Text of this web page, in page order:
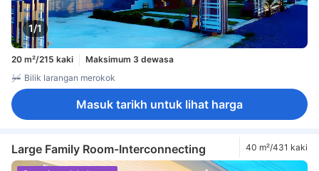
1/1
20 m²/215 kaki
Maksimum 3 dewasa
Bilik larangan merokok
Masuk tarikh untuk lihat harga
Large Family Room-Interconnecting 40 m²/431 kaki